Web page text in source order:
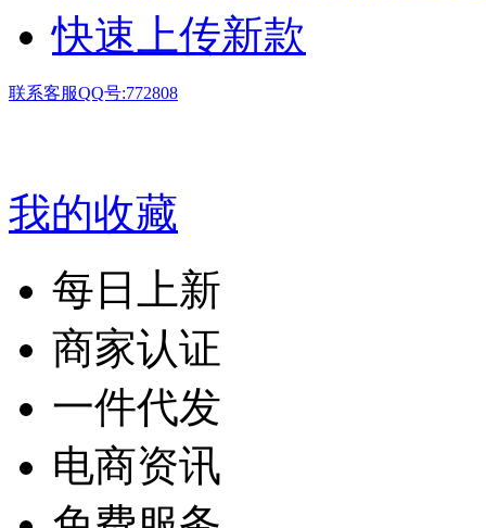
快速上传新款
联系客服QQ号:772808
我的收藏
每日上新
商家认证
一件代发
电商资讯